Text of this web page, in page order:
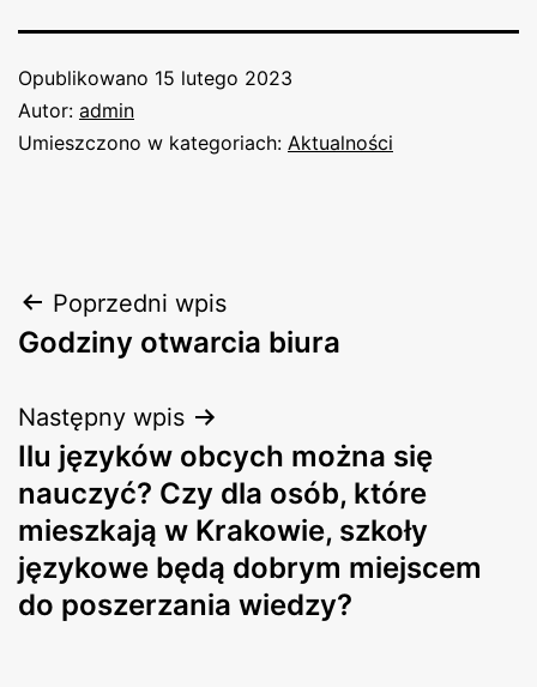
Opublikowano 15 lutego 2023
Autor: admin
Umieszczono w kategoriach: Aktualności
Nawigacja
wpisu
Poprzedni wpis
Godziny otwarcia biura
Następny wpis
Ilu języków obcych można się
nauczyć? Czy dla osób, które
mieszkają w Krakowie, szkoły
językowe będą dobrym miejscem
do poszerzania wiedzy?